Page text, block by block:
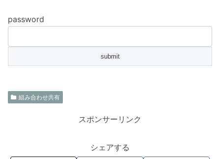
password
組み合わせ共有
スポンサーリンク
シェアする